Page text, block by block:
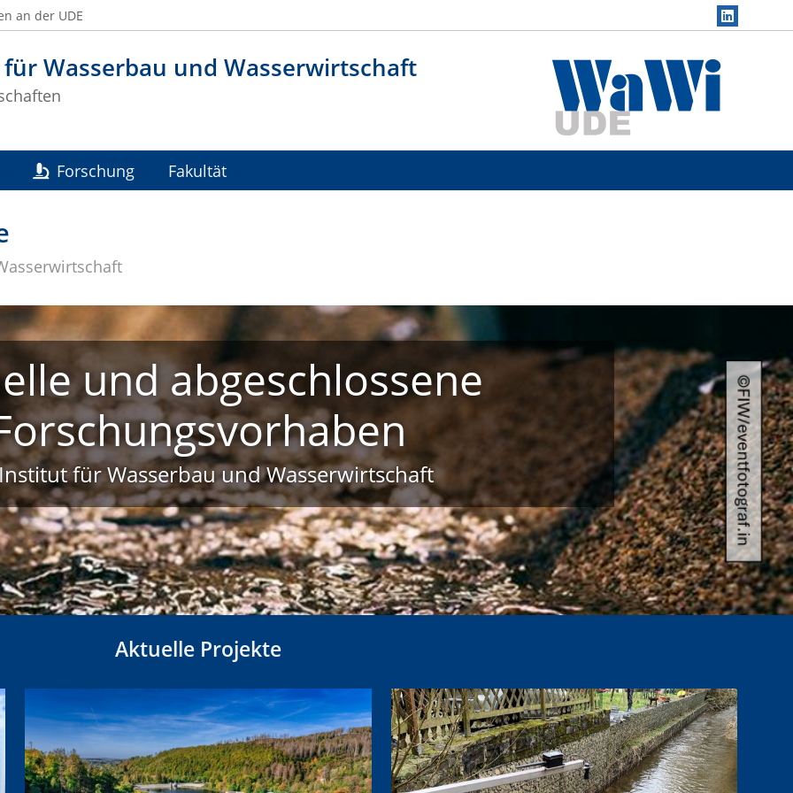
Wasserbau und Wasserwirtschaft
an der UDE
Forschung Fakultät
und abgeschlossene
für Wasserbau und Wasserwirtschaft
Aktuelle Projekte